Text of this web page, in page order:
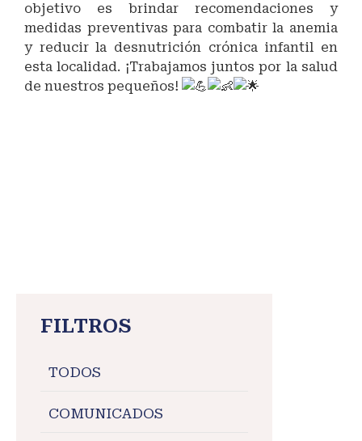
FILTROS
TODOS
COMUNICADOS
objetivo es brindar recomendaciones y
medidas preventivas para combatir la anemia
y reducir la desnutrición crónica infantil en
esta localidad. ¡Trabajamos juntos por la salud
de nuestros pequeños!